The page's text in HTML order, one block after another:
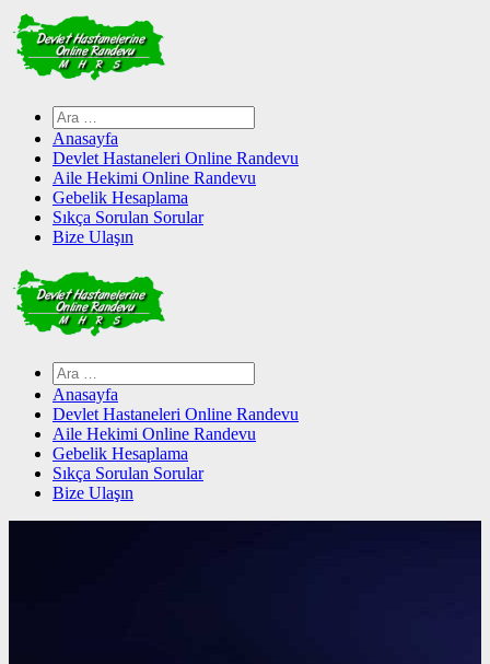
Skip
to
content
Arama:
Anasayfa
Devlet Hastaneleri Online Randevu
Aile Hekimi Online Randevu
Gebelik Hesaplama
Sıkça Sorulan Sorular
Bize Ulaşın
Arama:
Anasayfa
Devlet Hastaneleri Online Randevu
Aile Hekimi Online Randevu
Gebelik Hesaplama
Sıkça Sorulan Sorular
Bize Ulaşın